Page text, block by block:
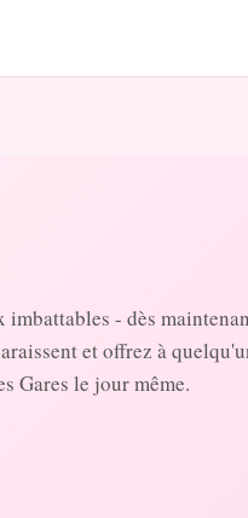
- dès
et offrez à
Gares le jour même.